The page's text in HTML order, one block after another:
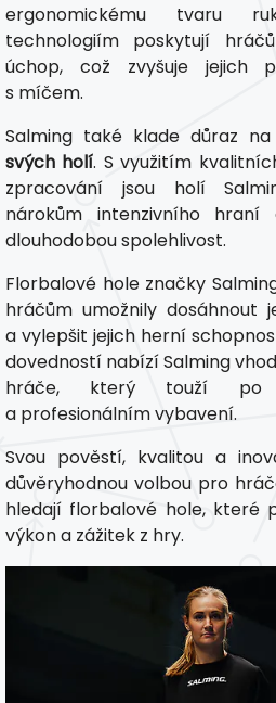
ergonomickému tvaru
technologiím poskytují
úchop, což zvyšuje jejich
s míčem.
Salming také klade důraz na
svých holí. S využitím
zpracování jsou holí
nárokům intenzivního
dlouhodobou spolehlivost.
Florbalové hole značky
hráčům umožnily dosáhnout
a vylepšit jejich herní
dovedností nabízí Salming
hráče, který touží po
a profesionálním vybavení.
Svou pověstí, kvalitou a
důvěryhodnou volbou pro
hledají florbalové hole, které
výkon a zážitek z hry.